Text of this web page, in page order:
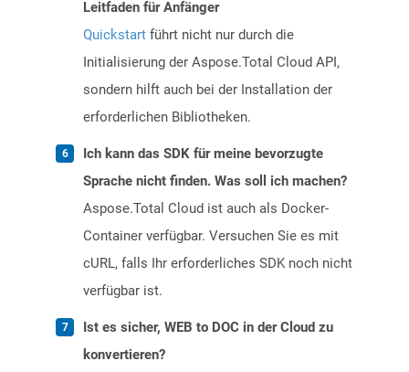
Leitfaden für Anfänger
Quickstart führt nicht nur durch die
Initialisierung der Aspose.Total Cloud API,
sondern hilft auch bei der Installation der
erforderlichen Bibliotheken.
Ich kann das SDK für meine bevorzugte
Sprache nicht finden. Was soll ich machen?
Aspose.Total Cloud ist auch als Docker-
Container verfügbar. Versuchen Sie es mit
cURL, falls Ihr erforderliches SDK noch nicht
verfügbar ist.
Ist es sicher, WEB to DOC in der Cloud zu
konvertieren?